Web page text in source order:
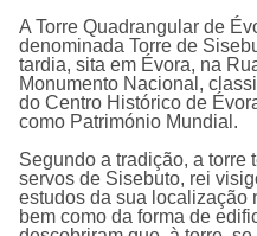
A Torre Quadrangular de
denominada Torre de
tardia, sita em Évora, na
Monumento Nacional,
do Centro Histórico de
como Património Mundial.
Segundo a tradição, a torre
servos de Sisebuto, rei
estudos da sua localização
bem como da forma de